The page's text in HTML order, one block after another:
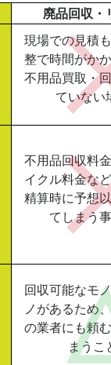
廃品回収・
現場での見積
整で時間がか
不用品買取・
ていない
不用品回収料
イクル料金な
精算時に予想
てしまう
回収可能なモ
ノがあるため
の業者にも頼
まうこ